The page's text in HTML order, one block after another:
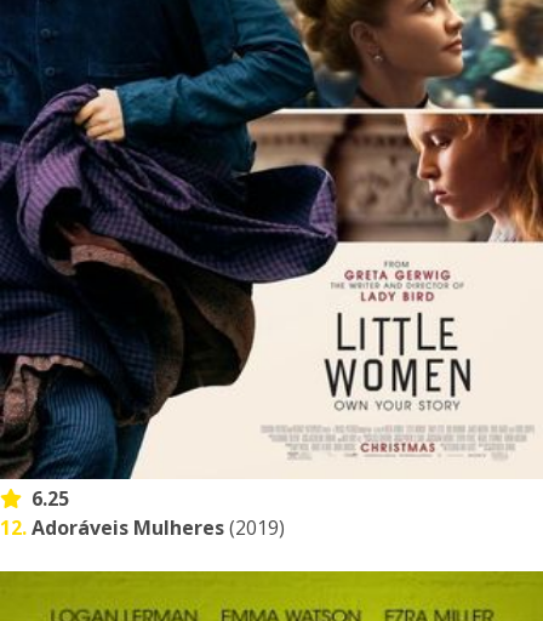
6.25
12.Adoráveis Mulheres(2019)